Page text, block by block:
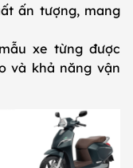
ấn tượng, mang
xe từng được
và khả năng vận